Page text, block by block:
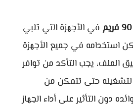
في الأجهزة التي تلبي
استخدامه في جميع الأجهزة
الملف، يجب التأكد من توافر
لتشغيله حتى تتمكن من
دون التأثير على أداء الجهاز